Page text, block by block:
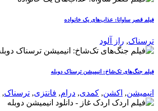
فیلم قصر ساوانا: عذاب‌های یک خانواده
ترسناک, راز آلود
فیلم جنگ‌های تک‌شاخ: انیمیشن ترسناک دوبله
انیمیشن, اکشن, کمدی, درام, فانتزی, ترسناک,